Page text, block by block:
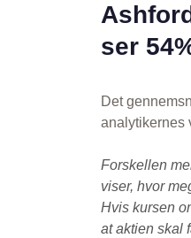
ser
Det
analytikernes
Forskellen
viser, hvor
Hvis kursen
at aktien skal